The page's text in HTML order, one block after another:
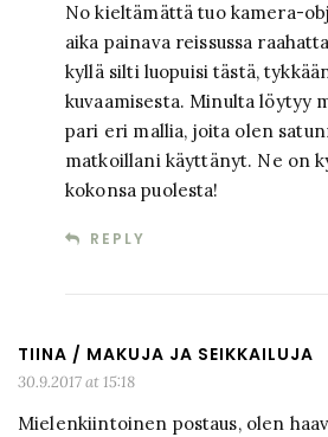
No kieltämättä tuo kamera-
aika painava reissussa
kyllä silti luopuisi tästä,
kuvaamisesta. Minulta löytyy
pari eri mallia, joita olen
matkoillani käyttänyt. Ne on
kokonsa puolesta!
REPLY
TIINA / MAKUJA JA SEIKKAILUJA
30.9.2017 at 15:18
Mielenkiintoinen postaus, olen